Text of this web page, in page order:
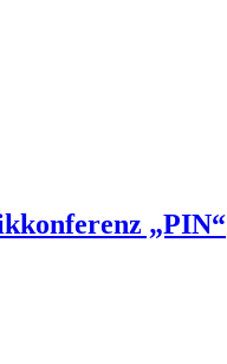
„PIN“